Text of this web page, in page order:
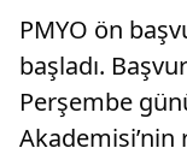
PMYO ön
başladı.
Perşembe